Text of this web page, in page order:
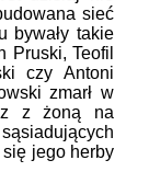
sieć
bywały takie
Pruski, Teofil
czy Antoni
zmarł w
z żoną na
jego herby